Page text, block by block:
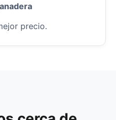
precio.